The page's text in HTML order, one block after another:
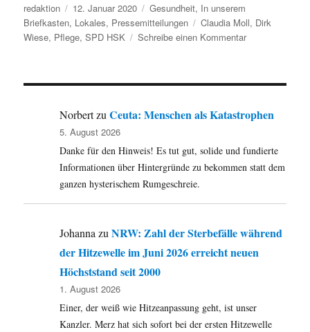
Autor
redaktion
Veröffentlicht
am
12. Januar 2020 Kategorien
Gesundheit, In unserem
Briefkasten, Lokales, Pressemitteilungen Schlagwörter
Claudia Moll, Dirk
Wiese, Pflege,SPD HSK Schreibe einen Kommentarzu
Fraktion
Dialog
–
solidarisch
gestalten
NorbertzuCeuta: Menschen als Katastrophen
5. August 2026
Danke für den Hinweis! Es tut gut, solide und fundierte
Informationen über Hintergründe zu bekommen statt dem
ganzen hysterischem Rumgeschreie.
JohannazuNRW: Zahl der Sterbefälle während
der Hitzewelle im Juni 2026 erreicht neuen
Höchststand seit 2000
1. August 2026
Einer, der weiß wie Hitzeanpassung geht, ist unser
Kanzler. Merz hat sich sofort bei der ersten Hitzewelle